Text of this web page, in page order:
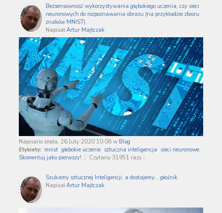
Bezsensowność wykorzystywania głębokiego uczenia, czy sieci
neuronowych do rozpoznawania obrazu (na przykładzie zbioru
znaków MNIST).
Napisał Artur Majtczak
Napisano środa, 26 luty 2020 10:06 w Blog
Etykiety: mnist głebokie uczenie sztuczna inteligencja sieci neuronowe
Skomentuj jako pierwszy!
Czytany 31951 razy
Szukamy sztucznej Inteligencji, a dostajemy... głośnik.
Napisał Artur Majtczak